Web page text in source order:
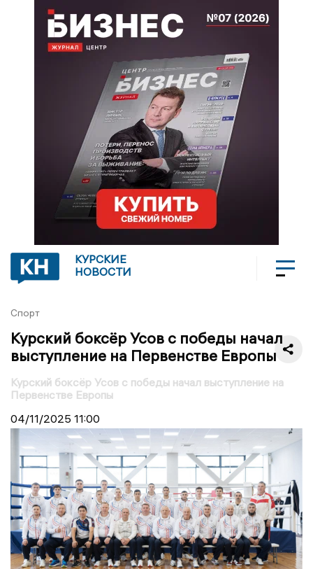
КУРСКИЕ
НОВОСТИ
Спорт
Курский боксёр Усов с победы начал
выступление на Первенстве Европы
Курский боксёр Усов с победы начал выступление на
Первенстве Европы
04/11/2025 11:00